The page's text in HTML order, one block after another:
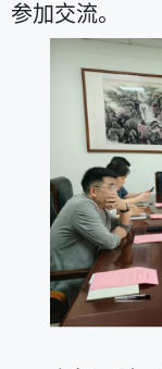
参加交流。